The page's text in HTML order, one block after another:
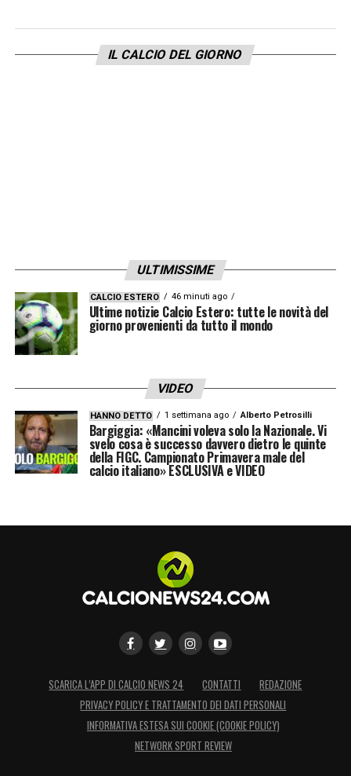
comunque, difficilmente sarà a disposizione
IL CALCIO DEL GIORNO
ULTIMISSIME
CALCIO ESTERO 46 minuti ago
Ultime notizie Calcio Estero: tutte le novità del
giorno provenienti da tutto il mondo
VIDEO
HANNO DETTO 1 settimana ago Alberto Petrosilli
Bargiggia: «Mancini voleva solo la Nazionale. Vi
svelo cosa è successo davvero dietro le quinte
della FIGC. Campionato Primavera male del
calcio italiano» ESCLUSIVA e VIDEO
SCARICA L’APP DI CALCIO NEWS 24 CONTATTI
REDAZIONE
PRIVACY POLICY E TRATTAMENTO DEI DATI PERSONALI
INFORMATIVA ESTESA SUI COOKIE (COOKIE POLICY)
NETWORK SPORT REVIEW